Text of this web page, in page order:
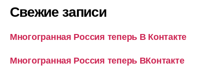
Свежие записи
Многогранная Россия теперь В Контакте
Многогранная Россия теперь ВКонтакте